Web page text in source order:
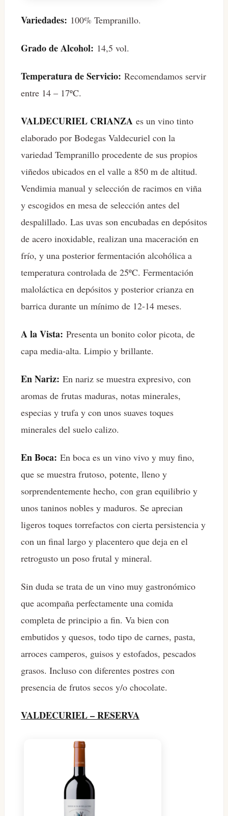
Variedades: 100% Tempranillo.
Grado de Alcohol: 14,5 vol.
Temperatura de Servicio: Recomendamos servir
entre 14 – 17ºC.
VALDECURIEL CRIANZA es un vino tinto
elaborado por Bodegas Valdecuriel con la
variedad Tempranillo procedente de sus propios
viñedos ubicados en el valle a 850 m de altitud.
Vendimia manual y selección de racimos en viña
y escogidos en mesa de selección antes del
despalillado. Las uvas son encubadas en depósitos
de acero inoxidable, realizan una maceración en
frío, y una posterior fermentación alcohólica a
temperatura controlada de 25ºC. Fermentación
maloláctica en depósitos y posterior crianza en
barrica durante un mínimo de 12-14 meses.
A la Vista: Presenta un bonito color picota, de
capa media-alta. Limpio y brillante.
En Nariz: En nariz se muestra expresivo, con
aromas de frutas maduras, notas minerales,
especias y trufa y con unos suaves toques
minerales del suelo calizo.
En Boca: En boca es un vino vivo y muy fino,
que se muestra frutoso, potente, lleno y
sorprendentemente hecho, con gran equilibrio y
unos taninos nobles y maduros. Se aprecian
ligeros toques torrefactos con cierta persistencia y
con un final largo y placentero que deja en el
retrogusto un poso frutal y mineral.
Sin duda se trata de un vino muy gastronómico
que acompaña perfectamente una comida
completa de principio a fin. Va bien con
embutidos y quesos, todo tipo de carnes, pasta,
arroces camperos, guisos y estofados, pescados
grasos. Incluso con diferentes postres con
presencia de frutos secos y/o chocolate.
VALDECURIEL – RESERVA